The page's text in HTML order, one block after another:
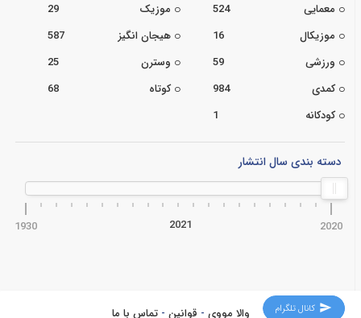
معمایی
524 موزیک
29
موزیکال
16 هیجان انگیز
587
ورزشی
59 وسترن
25
کمدی
984 کوتاه
68
کودکانه
1
دسته بندی سال انتشار
1930 2020
2021
والا مووی - قوانین -تماس با ما کانال تلگرام